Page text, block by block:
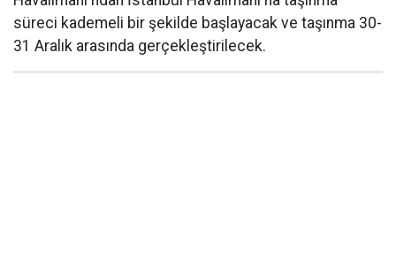
süreci kademeli bir şekilde başlayacak ve taşınma 30-
31 Aralık arasında gerçekleştirilecek.